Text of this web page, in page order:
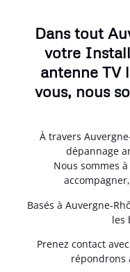
Dans tout
votre
antenne TV
vous, nous
À travers
dépannage
Nous sommes
Basés à Auvergne-
les
Prenez contact
répondrons